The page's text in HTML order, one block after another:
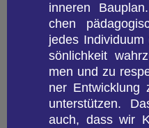
in­ne­ren
chen
jedes
sön­lich­keit
men und zu
ner Ent­wick­lung
un­ter­stüt­zen.
auch, dass wir